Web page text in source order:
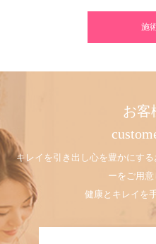
施
お客
キレイを引き出し心を豊かにす
ーをご用意
健康とキレイを